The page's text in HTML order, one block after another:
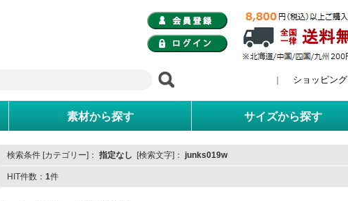
ショッピン
素材から探す サイズから探す
検索条件 [カテゴリー]： 指定なし [検索文字]： junks019w
HIT件数： 1件